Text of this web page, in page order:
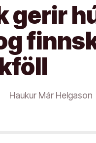
gerir
Haukur Már Helgason